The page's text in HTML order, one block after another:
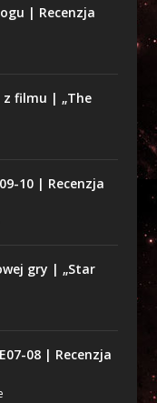
| Recenzja
z filmu | „The
10 | Recenzja
gry | „Star
08 | Recenzja